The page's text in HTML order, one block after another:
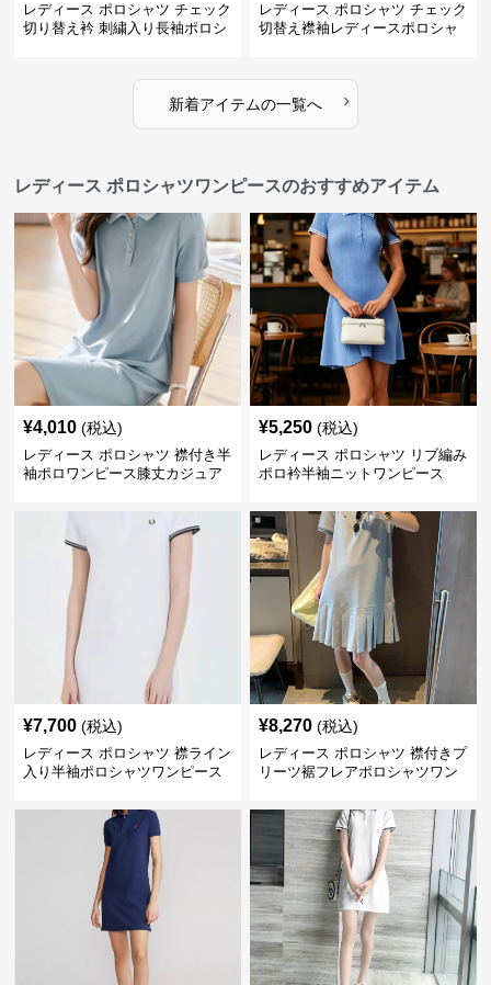
レディース ポロシャツ チェック
切り替え衿 刺繍入り長袖ポロシ
レディース ポロシャツ チェック
切替え襟袖レディースポロシャ
新着アイテムの一覧へ ›
レディース ポロシャツワンピースのおすすめアイテム
¥4,010 (税込)
レディース ポロシャツ 襟付き半
袖ポロワンピース膝丈カジュア
¥5,250 (税込)
レディース ポロシャツ リブ編み
ポロ衿半袖ニットワンピース
¥7,700 (税込)
レディース ポロシャツ 襟ライン
入り半袖ポロシャツワンピース
¥8,270 (税込)
レディース ポロシャツ 襟付きプ
リーツ裾フレアポロシャツワン